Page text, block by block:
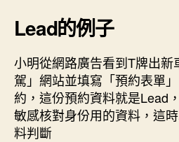
Lead的例子
小明從網路廣告看到T牌出
駕」網站並填寫「預約表單
約，這份預約資料就是Lead
敏感核對身份用的資料，這
料判斷